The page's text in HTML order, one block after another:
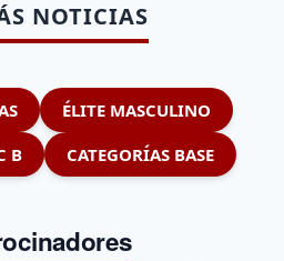
NOTICIAS
ÉLITE MASCULINO
B CATEGORÍAS BASE